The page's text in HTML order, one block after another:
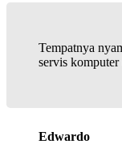
Tempatnya
servis komputer
Edwardo